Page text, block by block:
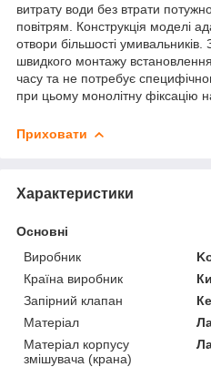
витрату води без втрати
повітрям. Конструкція моделі
отвори більшості
швидкого монтажу
часу та не потребує
при цьому монолітну фіксацію
Приховати
Характеристики
Основні
Виробник
Країна виробник
Запірний клапан
Матеріал
Матеріал корпусу
змішувача (крана)